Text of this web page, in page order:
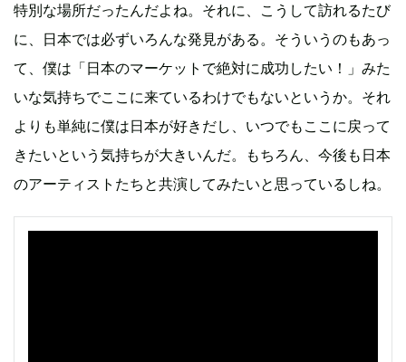
特別な場所だったんだよね。それに、こうして訪れるたび
に、日本では必ずいろんな発見がある。そういうのもあっ
て、僕は「日本のマーケットで絶対に成功したい！」みた
いな気持ちでここに来ているわけでもないというか。それ
よりも単純に僕は日本が好きだし、いつでもここに戻って
きたいという気持ちが大きいんだ。もちろん、今後も日本
のアーティストたちと共演してみたいと思っているしね。